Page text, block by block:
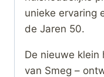
unieke ervaring
de Jaren 50.
De nieuwe klein
van Smeg –